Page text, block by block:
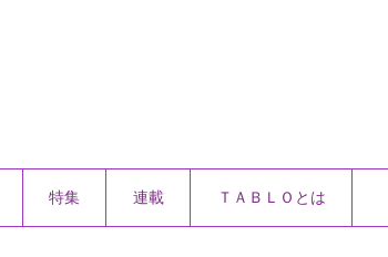
特集 連載 ＴＡＢＬＯとは